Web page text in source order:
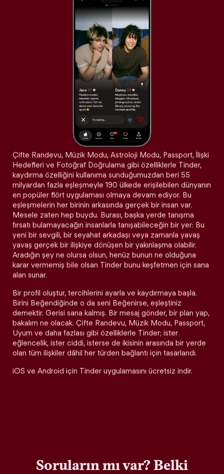
Çifte Randevu, Müzik Modu, Astroloji Modu, Passport, İlişki
Hedefleri ve Fotoğraf Doğrulama gibi özelliklerle Tinder,
kaydırma özelliğini kullanıma sunduğumuzdan beri 55
milyardan fazla eşleşmeyle 190 ülkede erişilebilen dünyanın
en popüler flört uygulaması olmaya devam ediyor. Bu
eşleşmelerin her birinin arkasında gerçek bir insan var.
Mesele zaten hep buydu. Burası, başka yerde tanışma
fırsatı bulamayacağın insanlarla tanışabileceğin bir yer: Bu
yeni bir sevgili, bir seyahat arkadaşı veya zamanla yavaş
yavaş gerçek bir ilişkiye dönüşen bir yakınlaşma olabilir.
Aradığın şey ne olursa olsun, henüz bunun ne olduğuna
karar vermemiş bile olsan Tinder bunu keşfetmen için sana
alan sunar.
Bir profil oluştur, tercihlerini ayarla ve kaydırmaya başla.
Birini Beğendiğinde o da seni Beğenirse, eşleştiniz
demektir. Gerisi sana kalmış. Bir mesaj gönder, bir plan yap,
bakalım ne olacak. Çifte Randevu, Müzik Modu, Passport,
Uyum ve daha fazlası gibi özelliklerle Tinder; ister
eğlencelik, ister ciddi, isterse de ikisinin arasında bir yerde
olan tüm ilişkiler dâhil her türden bağlantı için tasarlandı.
iOS ve Android için Tinder uygulamasını ücretsiz indir.
Soruların mı var? Belki